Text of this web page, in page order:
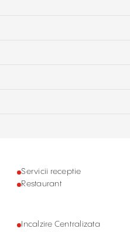
Servicii receptie
Restaurant
Incalzire Centralizata